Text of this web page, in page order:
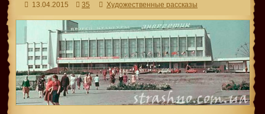
13.04.2015 35 Художественные рассказы